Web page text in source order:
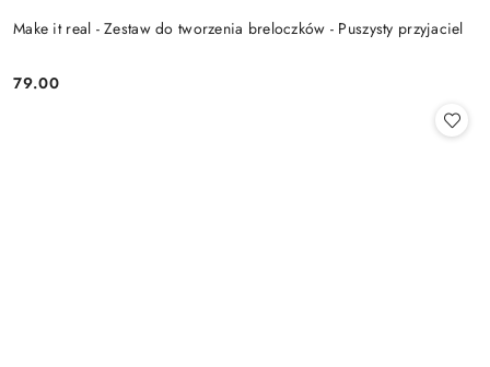
Make it real - Zestaw do tworzenia breloczków - Puszysty przyjaciel
Cena:
79.00